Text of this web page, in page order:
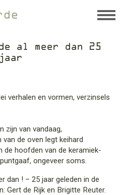
al meer dan 25
jaar
verhalen en vormen, verzinsels
zijn van vandaag,
de oven legt keihard
de hoofden van de keramiek-
ongeveer soms.
dan ! – 25 jaar geleden in de
Gert de Rijk en Brigitte Reuter.